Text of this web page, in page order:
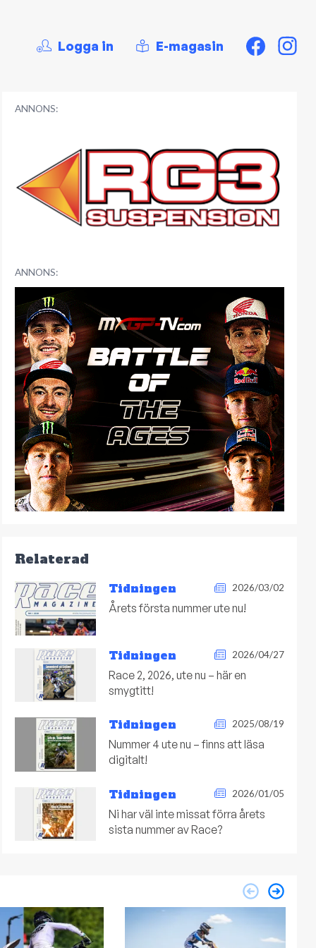
Logga in E-magasin
ANNONS:
ANNONS:
Relaterad
Tidningen 2026/03/02
Årets första nummer ute nu!
Tidningen 2026/04/27
Race 2, 2026, ute nu – här en
smygtitt!
Tidningen 2025/08/19
Nummer 4 ute nu – finns att läsa
digitalt!
Tidningen 2026/01/05
Ni har väl inte missat förra årets
sista nummer av Race?